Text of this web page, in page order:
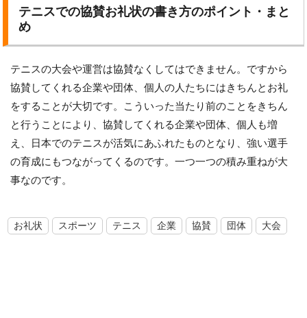
テニスでの協賛お礼状の書き方のポイント・まと
め
テニスの大会や運営は協賛なくしてはできません。ですから
協賛してくれる企業や団体、個人の人たちにはきちんとお礼
をすることが大切です。こういった当たり前のことをきちん
と行うことにより、協賛してくれる企業や団体、個人も増
え、日本でのテニスが活気にあふれたものとなり、強い選手
の育成にもつながってくるのです。一つ一つの積み重ねが大
事なのです。
お礼状 スポーツ テニス 企業 協賛 団体 大会